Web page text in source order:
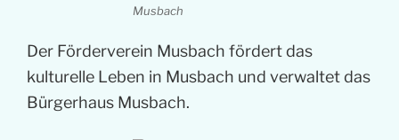
Musbach
Der Förderverein Musbach fördert das
kulturelle Leben in Musbach und verwaltet das
Bürgerhaus Musbach.